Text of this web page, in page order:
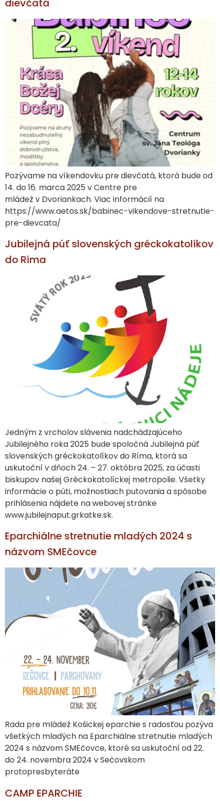
dievčatá
Pozývame na víkendovku pre dievčatá, ktorá bude od
14. do 16. marca 2025 v Centre pre
mládež v Dvoriankach. Viac informácií na
https://www.aetos.sk/babinec-vikendove-stretnutie-
pre-dievcata/
Jubilejná púť slovenských gréckokatolíkov
do Ríma
Jedným z vrcholov slávenia nadchádzajúceho
Jubilejného roka 2025 bude spoločná Jubilejná púť
slovenských gréckokatolíkov do Ríma, ktorá sa
uskutoční v dňoch 24. – 27. októbra 2025, za účasti
biskupov našej Gréckokatolíckej metropolie. Všetky
informácie o púti, možnostiach putovania a spôsobe
prihlásenia nájdete na webovej stránke
www.jubilejnaput.grkatke.sk.
Eparchiálne stretnutie mladých 2024 s
názvom SMEčovce
Rada pre mládež Košickej eparchie s radosťou pozýva
všetkých mladých na Eparchiálne stretnutie mladých
2024 s názvom SMEčovce, ktoré sa uskutoční od 22.
do 24. novembra 2024 v Sečovskom
protopresbyteráte
CAMP EPARCHIE